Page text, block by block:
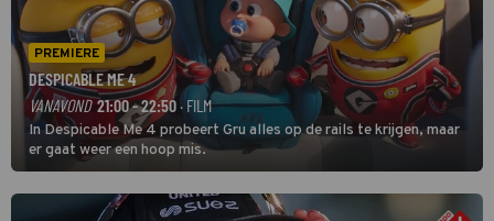
PREMIERE
DESPICABLE ME 4
VANAVOND 21:00 - 22:50 · FILM
In Despicable Me 4 probeert Gru alles op de rails te krijgen, maar
er gaat weer een hoop mis.